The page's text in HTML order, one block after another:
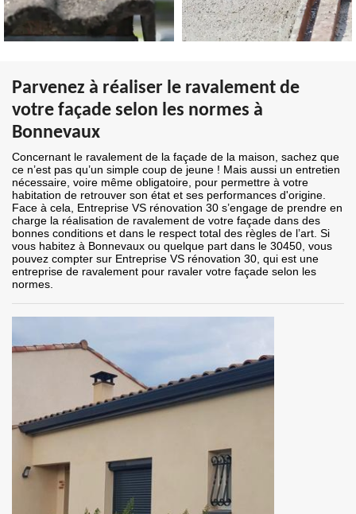
Parvenez à réaliser le ravalement de
votre façade selon les normes à
Bonnevaux
Concernant le ravalement de la façade de la maison, sachez que
ce n’est pas qu’un simple coup de jeune ! Mais aussi un entretien
nécessaire, voire même obligatoire, pour permettre à votre
habitation de retrouver son état et ses performances d'origine.
Face à cela, Entreprise VS rénovation 30 s’engage de prendre en
charge la réalisation de ravalement de votre façade dans des
bonnes conditions et dans le respect total des règles de l’art. Si
vous habitez à Bonnevaux ou quelque part dans le 30450, vous
pouvez compter sur Entreprise VS rénovation 30, qui est une
entreprise de ravalement pour ravaler votre façade selon les
normes.